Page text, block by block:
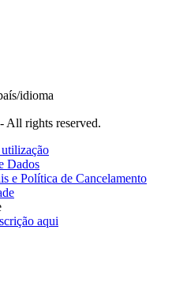
idioma
- All rights reserved.
Dados
e Política de Cancelamento
aqui